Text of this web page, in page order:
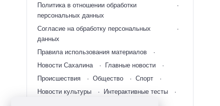
Политика в отношении обработки
персональных данных
Согласие на обработку персональных
данных
Правила использования материалов
Новости Сахалина
Главные новости
Происшествия
Общество
Спорт
Новости культуры
Интерактивные тесты